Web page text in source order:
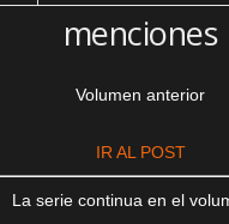
menciones
Volumen anterior
IR AL POST
La serie continua en el